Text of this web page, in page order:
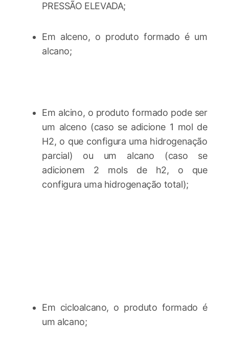
PRESSÃO ELEVADA;
Em alceno, o produto formado é um
alcano;
Em alcino, o produto formado pode ser
um alceno (caso se adicione 1 mol de
H2, o que configura uma hidrogenação
parcial) ou um alcano (caso se
adicionem 2 mols de h2, o que
configura uma hidrogenação total);
Em cicloalcano, o produto formado é
um alcano;